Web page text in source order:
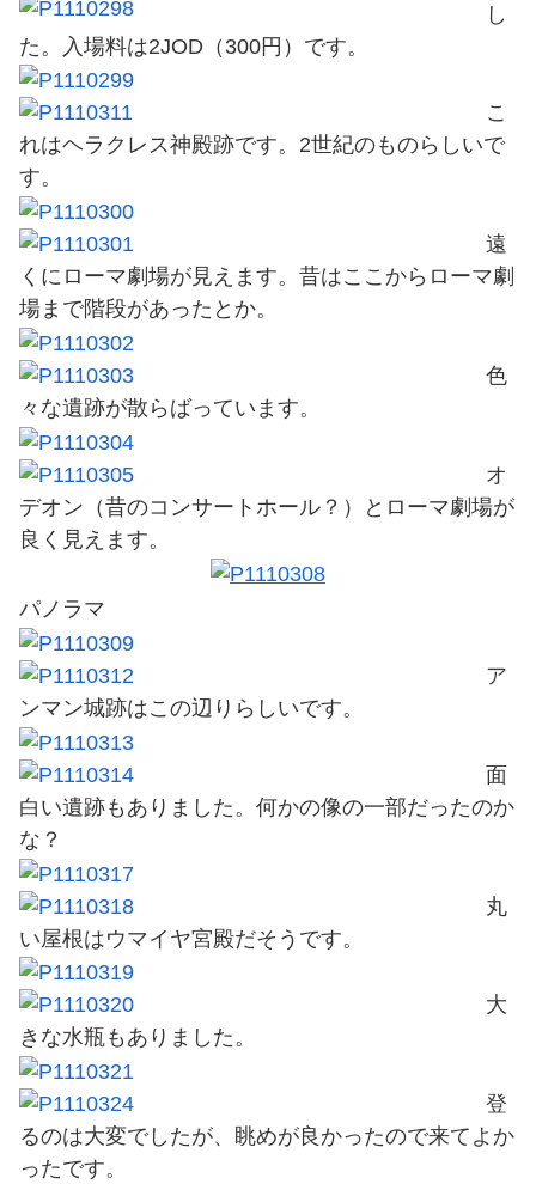
し
た。入場料は2JOD（300円）です。
こ
れはヘラクレス神殿跡です。2世紀のものらしいで
す。
遠
くにローマ劇場が見えます。昔はここからローマ劇
場まで階段があったとか。
色
々な遺跡が散らばっています。
オ
デオン（昔のコンサートホール？）とローマ劇場が
良く見えます。
パノラマ
ア
ンマン城跡はこの辺りらしいです。
面
白い遺跡もありました。何かの像の一部だったのか
な？
丸
い屋根はウマイヤ宮殿だそうです。
大
きな水瓶もありました。
登
るのは大変でしたが、眺めが良かったので来てよか
ったです。